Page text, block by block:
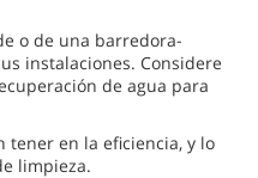
o de una barredora-
instalaciones. Considere
de agua para
tener en la eficiencia, y lo
limpieza.